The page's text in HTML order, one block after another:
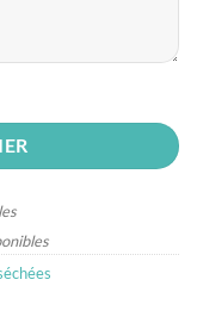
pèche et crème